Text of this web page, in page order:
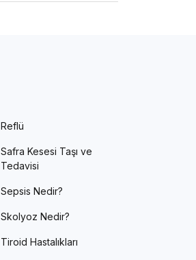
Reflü
Safra Kesesi Taşı ve
Tedavisi
Sepsis Nedir?
Skolyoz Nedir?
Tiroid Hastalıkları